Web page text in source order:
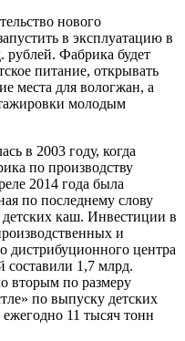
нового
в эксплуатацию в
рублей. Фабрика будет
питание, открывать
места для вологжан, а
молодым
в 2003 году, когда
по производству
2014 года была
по последнему слову
каш. Инвестиции в
и
дистрибуционного центра
составили 1,7 млрд.
вторым по размеру
по выпуску детских
11 тысяч тонн